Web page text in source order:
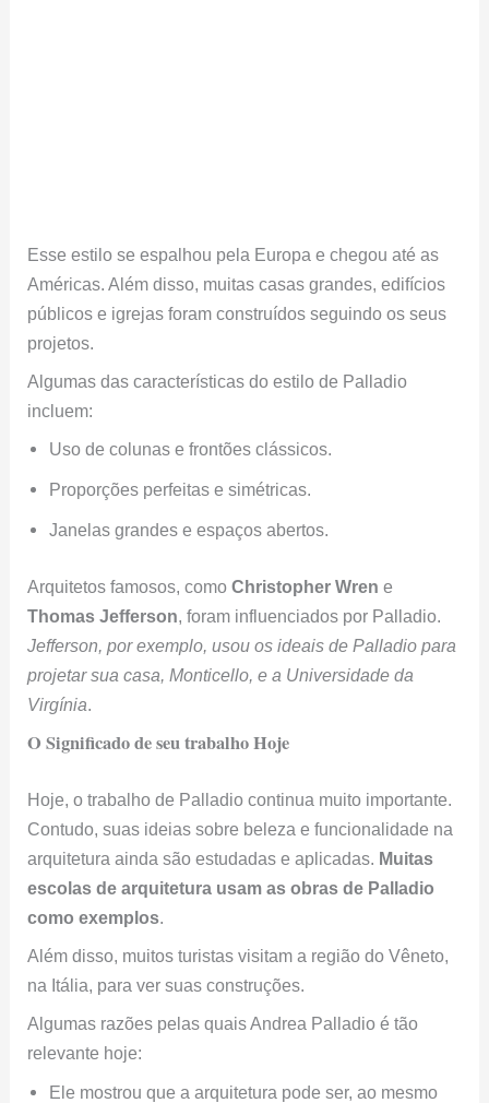
Esse estilo se espalhou pela Europa e chegou até as
Américas. Além disso, muitas casas grandes, edifícios
públicos e igrejas foram construídos seguindo os seus
projetos.
Algumas das características do estilo de Palladio
incluem:
Uso de colunas e frontões clássicos.
Proporções perfeitas e simétricas.
Janelas grandes e espaços abertos.
Arquitetos famosos, comoChristopher Wren e
Thomas Jefferson, foram influenciados por Palladio.
Jefferson, por exemplo, usou os ideais de Palladio para
projetar sua casa, Monticello, e a Universidade da
Virgínia.
O Significado de seu trabalho Hoje
Hoje, o trabalho de Palladio continua muito importante.
Contudo, suas ideias sobre beleza e funcionalidade na
arquitetura ainda são estudadas e aplicadas. Muitas
escolas de arquitetura usam as obras de Palladio
como exemplos.
Além disso, muitos turistas visitam a região do Vêneto,
na Itália, para ver suas construções.
Algumas razões pelas quais Andrea Palladio é tão
relevante hoje:
Ele mostrou que a arquitetura pode ser, ao mesmo